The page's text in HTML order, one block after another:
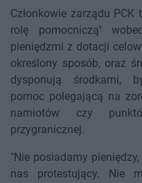
Członkowie zarządu PCK
rolę pomocniczą"
pieniędzmi z dotacji
określony sposób, oraz
dysponują środkami,
pomoc polegającą na
namiotów czy
przygranicznej.
"Nie posiadamy
nas protestujący. Nie